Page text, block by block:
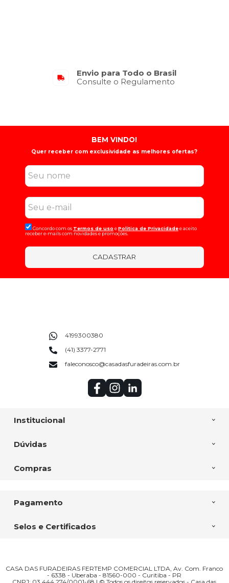
Envio para Todo o Brasil
Consulte o Regulamento
BEM VINDO!
Quer receber com exclusividade as melhores ofertas?
Concordo com os Termos de uso ePolitica de Privacidadee aceito
receber e-mails com novidades e promoções.
CADASTRAR
Institucional
Dúvidas
Compras
4199300380
(41) 3377-2771
faleconosco@casadasfuradeiras.com.br
Pagamento
Selos e Certificados
CASA DAS FURADEIRAS FERTEMP COMERCIAL LTDA, Av. Com. Franco
- 6338 - Uberaba - 81560-000 - Curitiba - PR